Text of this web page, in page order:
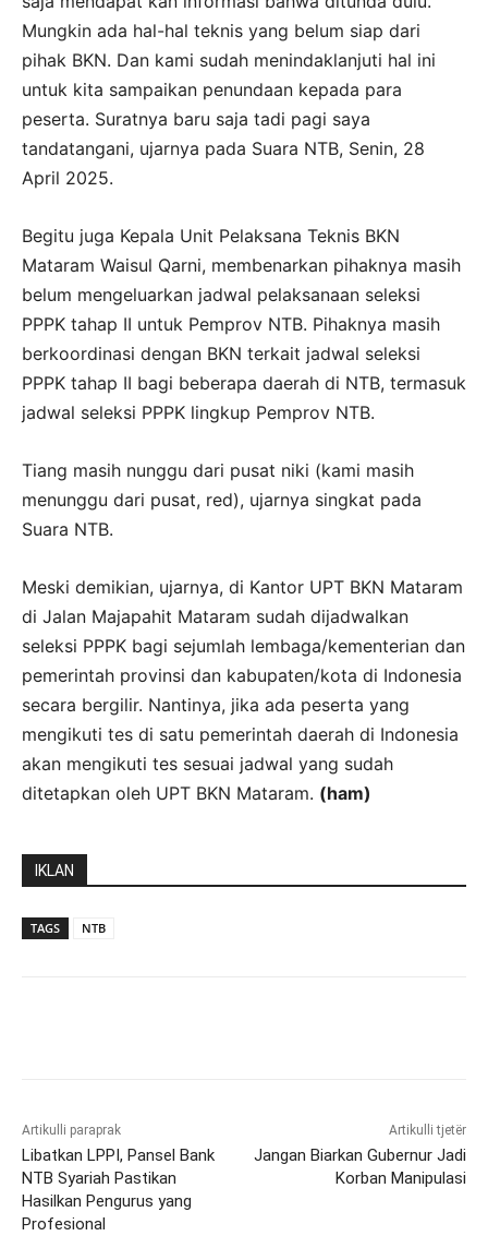
Mungkin ada hal-hal teknis yang belum siap dari
pihak BKN. Dan kami sudah menindaklanjuti hal ini
untuk kita sampaikan penundaan kepada para
peserta. Suratnya baru saja tadi pagi saya
tandatangani, ujarnya pada Suara NTB, Senin, 28
April 2025.
Begitu juga Kepala Unit Pelaksana Teknis BKN
Mataram Waisul Qarni, membenarkan pihaknya masih
belum mengeluarkan jadwal pelaksanaan seleksi
PPPK tahap II untuk Pemprov NTB. Pihaknya masih
berkoordinasi dengan BKN terkait jadwal seleksi
PPPK tahap II bagi beberapa daerah di NTB, termasuk
jadwal seleksi PPPK lingkup Pemprov NTB.
Tiang masih nunggu dari pusat niki (kami masih
menunggu dari pusat, red), ujarnya singkat pada
Suara NTB.
Meski demikian, ujarnya, di Kantor UPT BKN Mataram
di Jalan Majapahit Mataram sudah dijadwalkan
seleksi PPPK bagi sejumlah lembaga/kementerian dan
pemerintah provinsi dan kabupaten/kota di Indonesia
secara bergilir. Nantinya, jika ada peserta yang
mengikuti tes di satu pemerintah daerah di Indonesia
akan mengikuti tes sesuai jadwal yang sudah
ditetapkan oleh UPT BKN Mataram. (ham)
IKLAN
TAGS NTB
Artikulli paraprak
Libatkan LPPI, Pansel Bank
NTB Syariah Pastikan
Hasilkan Pengurus yang
Profesional
Artikulli tjetër
Jangan Biarkan Gubernur Jadi
Korban Manipulasi